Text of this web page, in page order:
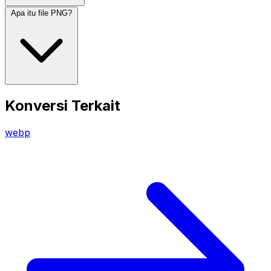
Apa itu file PNG?
Konversi Terkait
webp